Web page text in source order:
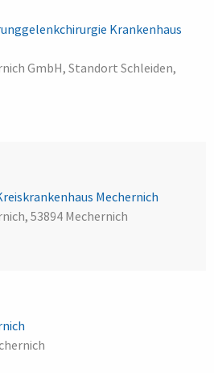
Krankenhaus
GmbH, Standort Schleiden,
Mechernich
53894 Mechernich